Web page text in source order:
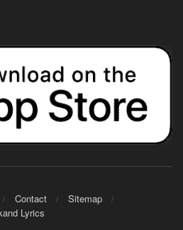
Contact
Sitemap
Lyrics